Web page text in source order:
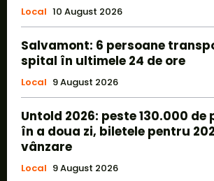
Local 10 August 2026
Salvamont: 6 persoane
spital în ultimele 24 de ore
Local 9 August 2026
Untold 2026: peste 130.000
în a doua zi, biletele pentru
vânzare
Local 9 August 2026